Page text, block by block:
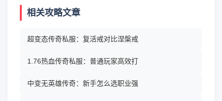
相关攻略文章
超变态传奇私服：复活戒对比涅槃戒
1.76热血传奇私服：普通玩家高效打
中变无英雄传奇：新手怎么选职业强